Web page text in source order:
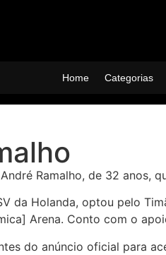
Home Categorias
Ramalho, de 32 anos,
da Holanda, optou pelo
Arena. Conto com o
do anúncio oficial para